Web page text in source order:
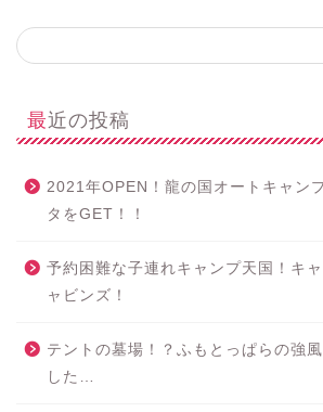
最近の投稿
2021年OPEN！龍の国オートキャン
タをGET！！
予約困難な子連れキャンプ天国！キ
ャビンズ！
テントの墓場！？ふもとっぱらの強
した…